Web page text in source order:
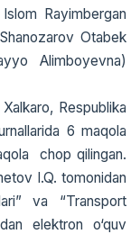
Rayimbergan
Otabek
Alimboyevna)
Respublika
6 maqola
chop qilingan.
I.Q. tomonidan
va “Transport
elektron o‘quv